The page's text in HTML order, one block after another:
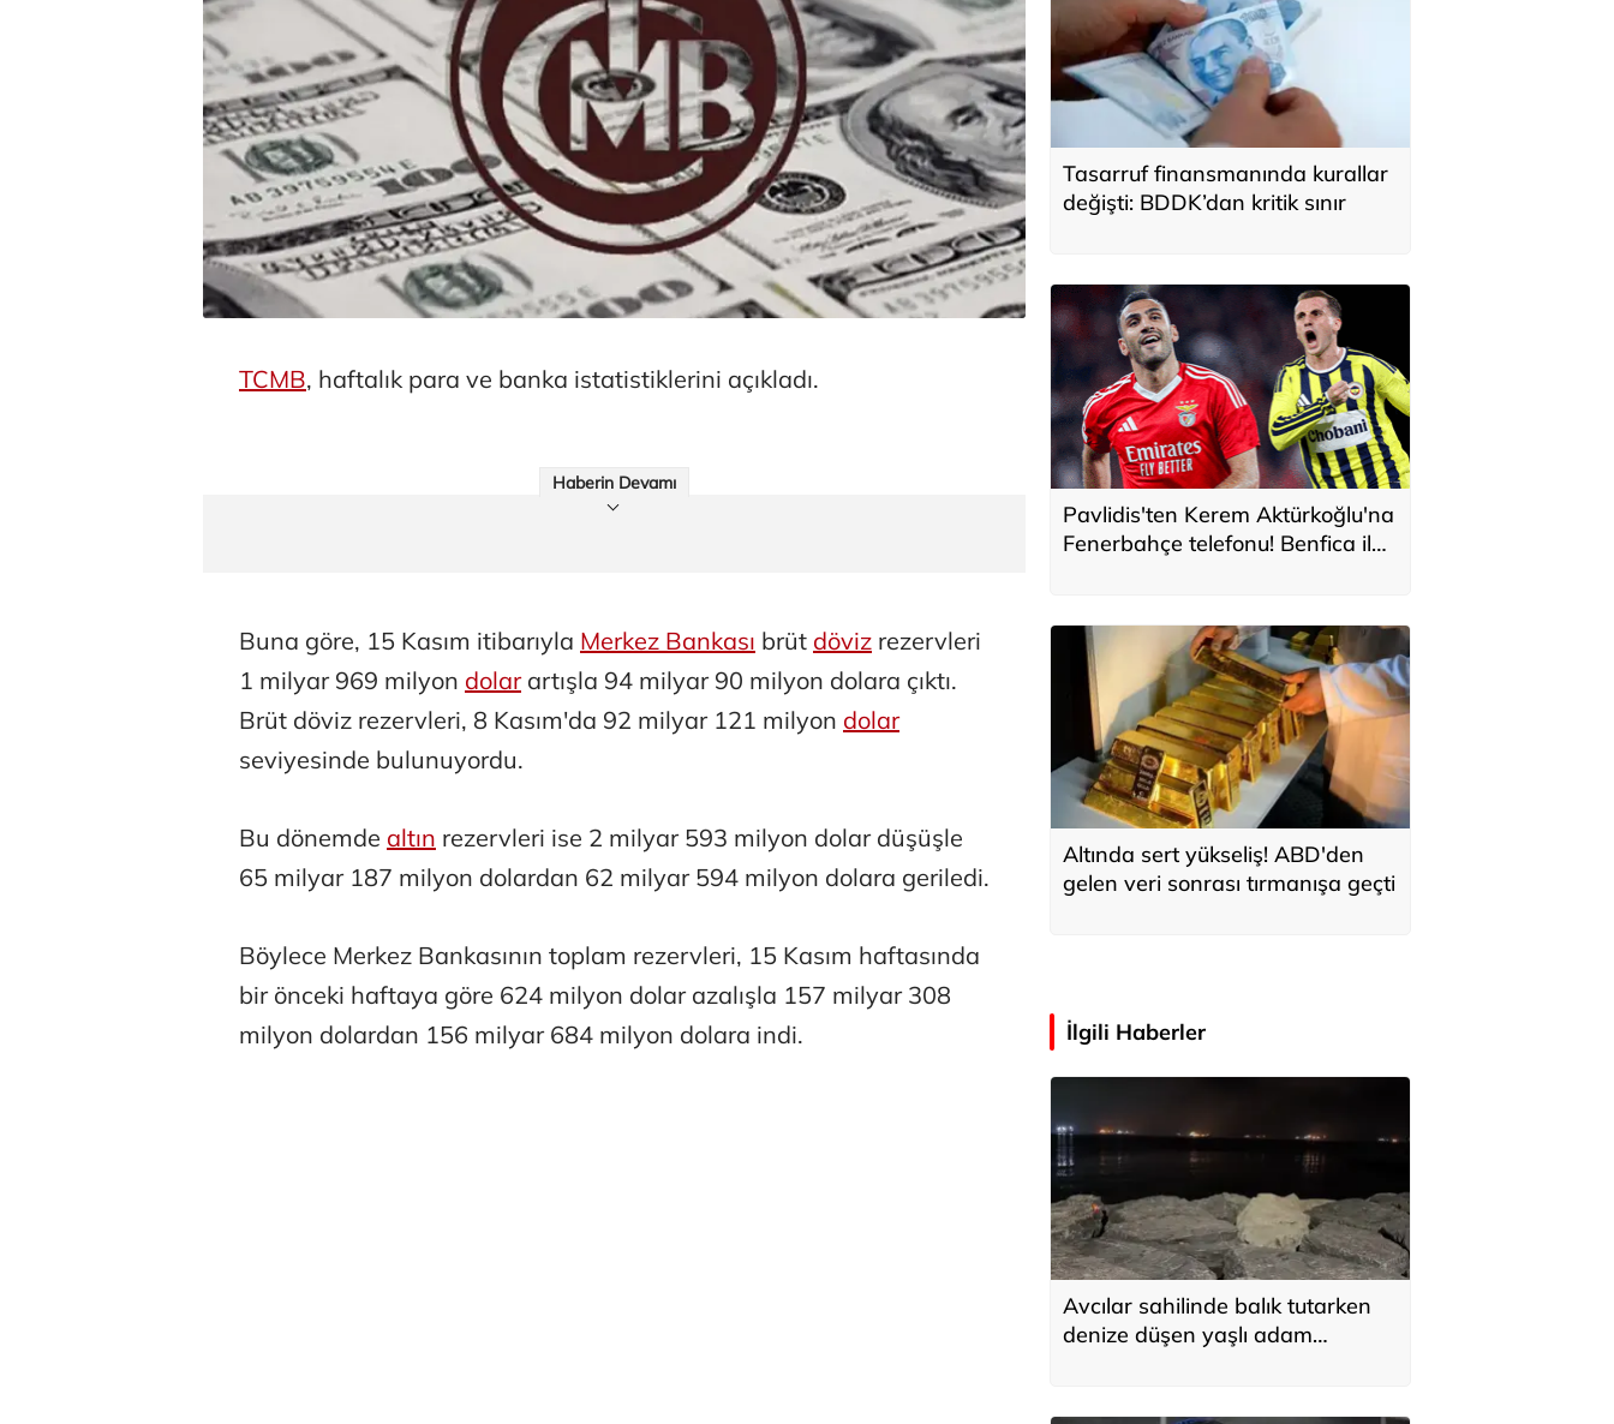
TCMB, haftalık para ve banka istatistiklerini açıkladı.
Haberin Devamı
Buna göre, 15 Kasım itibarıyla Merkez Bankası brüt döviz rezervleri
1 milyar 969 milyon dolarartışla 94 milyar 90 milyon dolara çıktı.
Brüt döviz rezervleri, 8 Kasım'da 92 milyar 121 milyon dolar
seviyesinde bulunuyordu.
Bu dönemde altın rezervleri ise 2 milyar 593 milyon dolar düşüşle
65 milyar 187 milyon dolardan 62 milyar 594 milyon dolara geriledi.
Böylece Merkez Bankasının toplam rezervleri, 15 Kasım haftasında
bir önceki haftaya göre 624 milyon dolar azalışla 157 milyar 308
milyon dolardan 156 milyar 684 milyon dolara indi.
Tasarruf finansmanında kurallar
değişti: BDDK’dan kritik sınır
Pavlidis'ten Kerem Aktürkoğlu'na
Fenerbahçe telefonu! Benfica ile
Altında sert yükseliş! ABD'den
gelen veri sonrası tırmanışa geçti
İlgili Haberler
Avcılar sahilinde balık tutarken
denize düşen yaşlı adam